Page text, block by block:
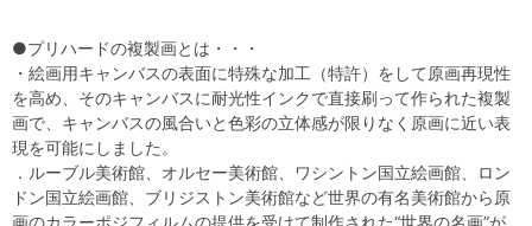
●プリハードの複製画とは・・・
・絵画用キャンバスの表面に特殊な加工（特許）をして原画再現性
を高め、そのキャンバスに耐光性インクで直接刷って作られた複製
画で、キャンバスの風合いと色彩の立体感が限りなく原画に近い表
現を可能にしました。
．ルーブル美術館、オルセー美術館、ワシントン国立絵画館、ロン
ドン国立絵画館、ブリジストン美術館など世界の有名美術館から原